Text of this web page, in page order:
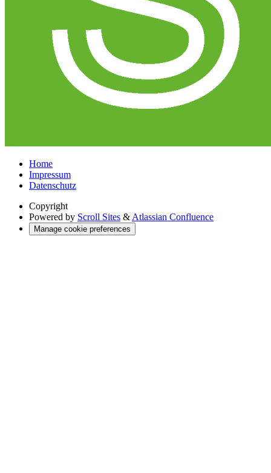
Home
Impressum
Datenschutz
Copyright
Powered by Scroll Sites & Atlassian Confluence
Manage cookie preferences